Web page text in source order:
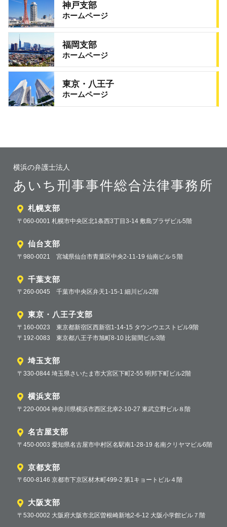
神戸支部
ホームページ
福岡支部
ホームページ
東京・八王子
ホームページ
横浜の弁護士法人
あいち刑事事件総合法律事務所
札幌支部
〒060-0001 札幌市中央区北1条西3丁目3-14 敷島プラザビル5階
仙台支部
〒980-0021 宮城県仙台市青葉区中央2-11-19 仙南ビル５階
千葉支部
〒260-0045 千葉市中央区弁天1-15-1 細川ビル2階
東京・八王子支部
〒160-0023 東京都新宿区西新宿1-14-15 タウンウエストビル9階
〒192-0083 東京都八王子市旭町8-10 比留間ビル3階
埼玉支部
〒330-0844 埼玉県さいたま市大宮区下町2-55 明邦下町ビル2階
横浜支部
〒220-0004 神奈川県横浜市西区北幸2-10-27 東武立野ビル８階
名古屋支部
〒450-0003 愛知県名古屋市中村区名駅南1-28-19 名南クリヤマビル6階
京都支部
〒600-8146 京都市下京区材木町499-2 第1キョートビル４階
大阪支部
〒530-0002 大阪府大阪市北区曽根崎新地2-6-12 大阪小学館ビル７階